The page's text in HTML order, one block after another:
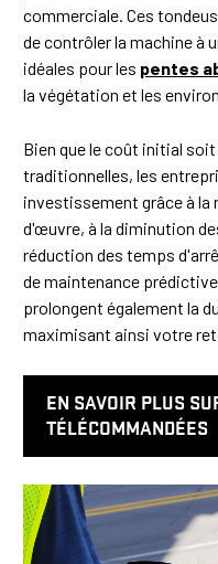
commerciale. Ces
de contrôler la machine à
idéales pour les pentes
la végétation et les
Bien que le coût initial
traditionnelles, les
investissement grâce à
d'œuvre, à la diminution
réduction des temps
de maintenance
prolongent également la
maximisant ainsi votre
EN SAVOIR PLUS
TÉLÉCOMMANDÉES